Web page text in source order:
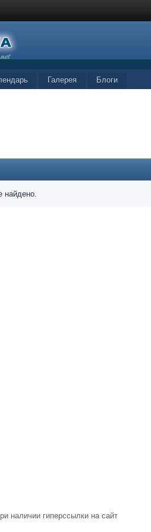
Галерея Блоги
найдено.
наличии гиперссылки на сайт